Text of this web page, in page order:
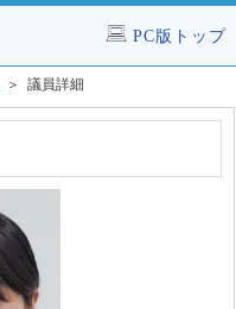
PC版トップ
＞ 議員詳細